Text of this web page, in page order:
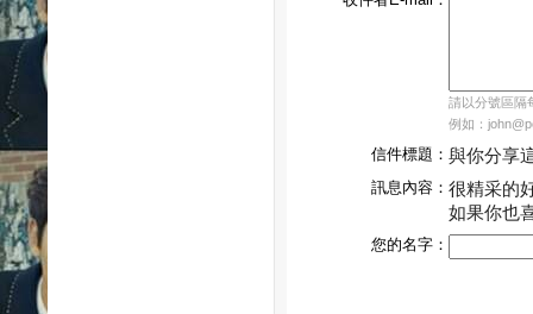
請以分號區隔
例如：
信件標題： 與你分享
訊息內容： 很精采的
如果你也
您的名字：